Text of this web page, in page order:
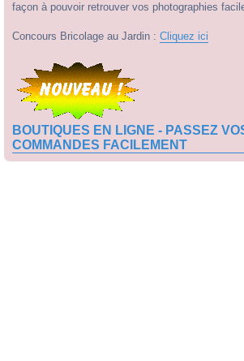
façon à pouvoir retrouver vos photographies
Concours Bricolage au Jardin : Cliquez ici
BOUTIQUES EN LIGNE - PASSEZ
COMMANDES FACILEMENT